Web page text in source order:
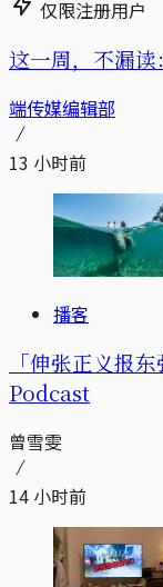
仅限注册用户
这一周，不漏
端传媒编辑部
13 小时前
播客
「伸张正义报
Podcast
曾雪雯
14 小时前